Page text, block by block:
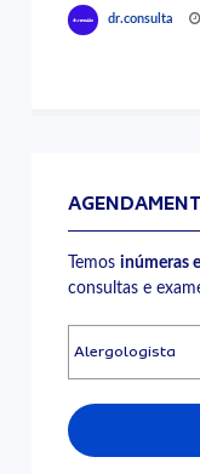
dr.consulta
Temosinúmeras
consultas e